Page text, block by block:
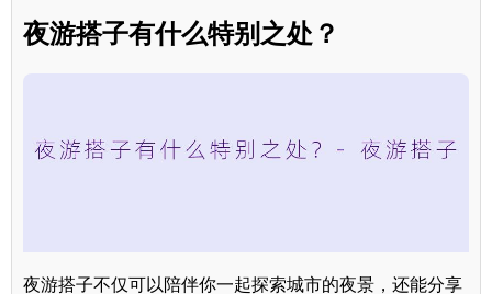
夜游搭子有什么特别之处？
夜游搭子不仅可以陪伴你一起探索城市的夜景，还能分享